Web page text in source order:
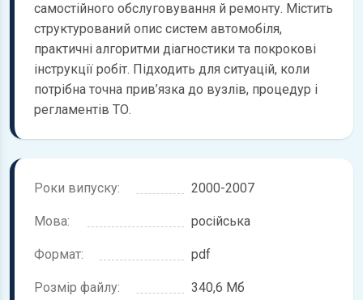
самостійного обслуговування й ремонту. Містить
структурований опис систем автомобіля,
практичні алгоритми діагностики та покрокові
інструкції робіт. Підходить для ситуацій, коли
потрібна точна прив’язка до вузлів, процедур і
регламентів ТО.
Роки випуску: 2000-2007
Мова: російська
Формат: pdf
Розмір файлу: 340,6 Мб